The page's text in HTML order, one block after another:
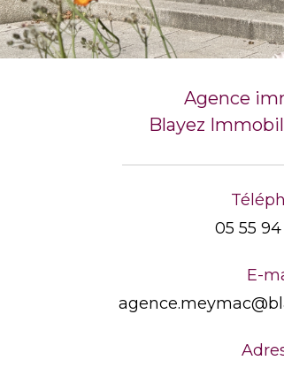
Agence
Blayez
05 55
E-